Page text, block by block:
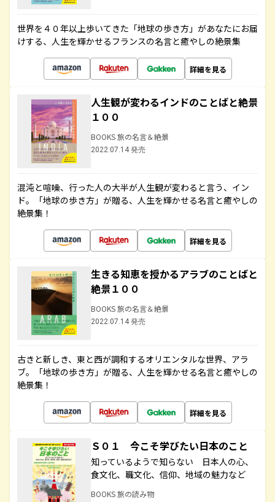
世界を４０年以上歩いてきた「地球の歩き方」があなたにお届
けする、人生を輝かせるフランスの名言と癒やしの絶景集
詳細を見る
人生観が変わるインドのことばと絶景
１００
BOOKS 旅の名言＆絶景
2022.07.14 発売
混沌と喧噪、行った人の大半が人生観が変わると言う、イン
ド。「地球の歩き方」が贈る、人生を輝かせる名言と癒やしの
絶景集！
詳細を見る
生きる知恵を授かるアラブのことばと
絶景１００
BOOKS 旅の名言＆絶景
2022.07.14 発売
古きと新しき、東と西が調和するオリエンタルな世界、アラ
ブ。「地球の歩き方」が贈る、人生を輝かせる名言と癒やしの
絶景集！
詳細を見る
Ｓ０１ 今こそ学びたい日本のこと
知っているようで知らない 日本人の心、
食文化、職文化、信仰、地域の魅力など
BOOKS 旅の読み物